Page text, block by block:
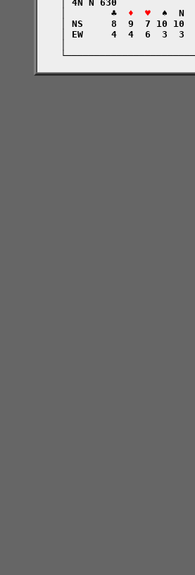
│ 4N N 630
    │        ♣
♦  ♥
♠  N
│ NS     8  9  7 10 10
│ EW     4  4  6  3  3